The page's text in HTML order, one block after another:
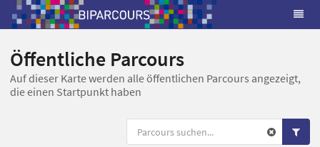
Öffentliche Parcours
Auf dieser Karte werden alle öffentlichen Parcours angezeigt,
die einen Startpunkt haben